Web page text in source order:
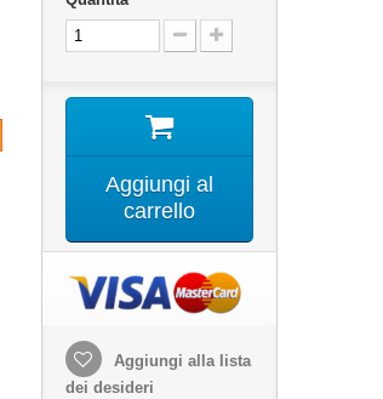
Aggiungi al
carrello
Aggiungi alla lista
dei desideri